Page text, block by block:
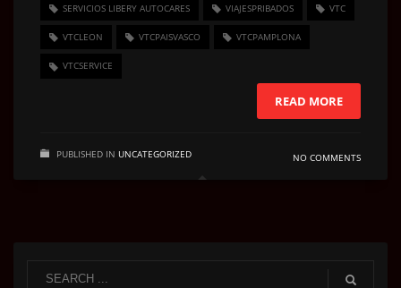
SERVICIOS LIBERY AUTOCARES VIAJESPRIBADOS VTC
VTCLEON VTCPAISVASCO VTCPAMPLONA
VTCSERVICE
READ MORE
PUBLISHED IN UNCATEGORIZED NO COMMENTS